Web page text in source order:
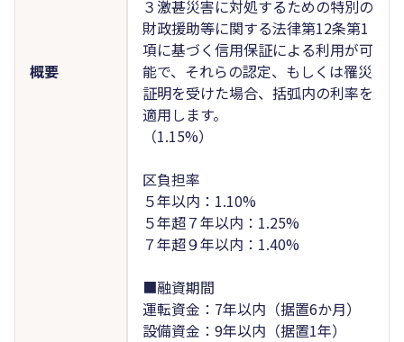
概要
３激甚災害に対処するための特別の
財政援助等に関する法律第12条第1
項に基づく信用保証による利用が可
能で、それらの認定、もしくは罹災
証明を受けた場合、括弧内の利率を
適用します。
（1.15%）
区負担率
５年以内：1.10%
５年超７年以内：1.25%
７年超９年以内：1.40%
■融資期間
運転資金：7年以内（据置6か月）
設備資金：9年以内（据置1年）